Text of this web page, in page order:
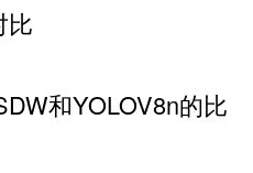
和YOLOV8n的比